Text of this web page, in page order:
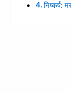
निष्कर्ष: